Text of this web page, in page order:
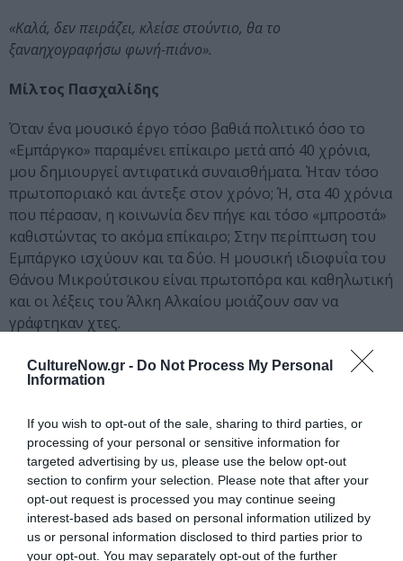
CultureNow.gr - Do Not Process My Personal
Information
If you wish to opt-out of the sale, sharing to third parties, or
processing of your personal or sensitive information for
targeted advertising by us, please use the below opt-out
section to confirm your selection. Please note that after your
opt-out request is processed you may continue seeing
interest-based ads based on personal information utilized by
us or personal information disclosed to third parties prior to
your opt-out. You may separately opt-out of the further
«Καλά, δεν πειράζει, κλείσε στούντιο, θα το
ξαναηχογραφήσω φωνή-πιάνο».
Μίλτος Πασχαλίδης
Όταν ένα μουσικό έργο τόσο βαθιά πολιτικό όσο το
«Εμπάργκο» παραμένει επίκαιρο μετά από 40 χρόνια,
μου δημιουργεί αντιφατικά συναισθήματα. Ήταν τόσο
πρωτοποριακό και άντεξε στον χρόνο; Ή, στα 40 χρόνια
που πέρασαν, η κοινωνία δεν πήγε και τόσο «μπροστά»
καθιστώντας το ακόμα επίκαιρο; Στην περίπτωση του
Εμπάργκο ισχύουν και τα δύο. Η μουσική ιδιοφυΐα του
Θάνου Μικρούτσικου είναι πρωτοπόρα και καθηλωτική
και οι λέξεις του Άλκη Αλκαίου μοιάζουν σαν να
γράφτηκαν χτες.
Χρήστος Θηβαίος
διαλέξουμε τραγούδια του για δύο συναυλίες στο
Μέγαρο Μουσικής. Mέχρι το Νοέμβριο βυθιζόμουνα
όλο και πιο βαθιά στο έργο του. O Θάνος δε θέλει
ερμηνευτές, θέλει δύτες. Για 13 τραγούδια μελετούσα
αδιάκοπα 97. […] Ανάμεσα σ’ αυτά τα έργα ήταν και το
«Εμπάργκο». Το ορυχείο αυτού του έργου με μαγνήτισε
ανεπανόρθωτα.